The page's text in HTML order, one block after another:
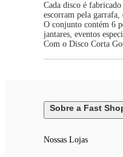
Cada disco é
escorram pela
O conjunto contém 6
jantares, eventos
Com o Disco Corta
Sobre a Fast
Nossas Lojas